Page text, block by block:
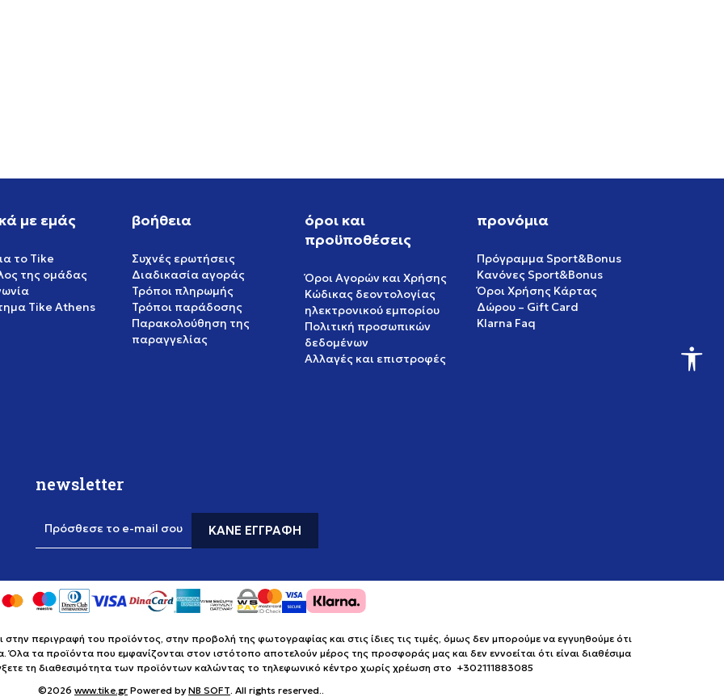
με εμάς
το Tike
της ομάδας
Tike Athens
βοήθεια
Συχνές ερωτήσεις
Διαδικασία αγοράς
Τρόποι πληρωμής
Τρόποι παράδοσης
Παρακολούθηση της
παραγγελίας
όροι και
προϋποθέσεις
Όροι Αγορών και Χρήσης
Κώδικας δεοντολογίας
ηλεκτρονικού εμπορίου
Πολιτική προσωπικών
δεδομένων
Αλλαγές και επιστροφές
προνόμια
Πρόγραμμα Sport&Bonus
Κανόνες Sport&Bonus
Όροι Χρήσης Κάρτας
Δώρου – Gift Card
Klarna Faq
newsletter
Πρόσθεσε το e-mail σου ΚΆΝΕ ΕΓΓΡΑΦΉ
περιγραφή του προϊόντος, στην προβολή της φωτογραφίας και στις ίδιες τις τιμές, όμως δεν μπορούμε να εγγυηθούμε ότι
Όλα τα προϊόντα που εμφανίζονται στον ιστότοπο αποτελούν μέρος της προσφοράς μας και δεν εννοείται ότι είναι διαθέσιμα
τη διαθεσιμότητα των προϊόντων καλώντας το τηλεφωνικό κέντρο χωρίς χρέωση στο +302111883085
©2026 www.tike.gr Powered by NB SOFT. All rights reserved..